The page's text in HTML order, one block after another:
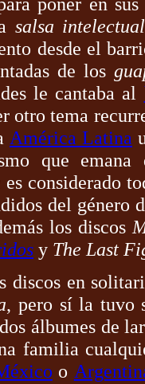
salsa intelectual
desde el
de los
le cantaba al
otro tema
América Latina
que
es considerado
del género
los discos
y The Last
discos en
, pero sí la tuvo
álbumes de
familia
o